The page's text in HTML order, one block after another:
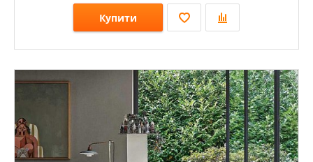
Купити
Розміри: 400х800; 1200х1200; 800х800; 600х600; 600х1200; 75х150; 300х300; 300х600; 1600х3200х6; 1200х2800;
Стилі: Під мармур; Геометрія, орнамент; Під камінь;
Кольори: